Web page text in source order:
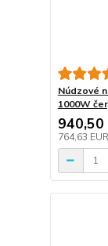
Núdzové
1000W
940,50
764,63 EUR